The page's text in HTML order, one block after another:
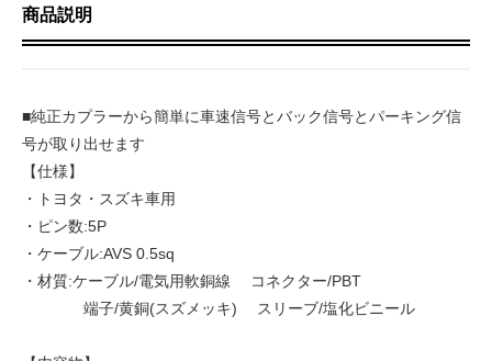
商品説明
■純正カプラーから簡単に車速信号とバック信号とパーキング信
号が取り出せます
【仕様】
・トヨタ・スズキ車用
・ピン数:5P
・ケーブル:AVS 0.5sq
・材質:ケーブル/電気用軟銅線 コネクター/PBT
端子/黄銅(スズメッキ) スリーブ/塩化ビニール